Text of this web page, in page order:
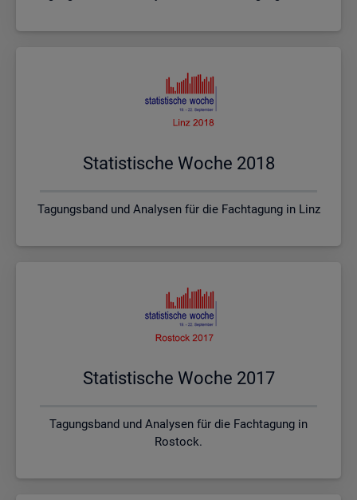
Sta­tis­ti­sche Woche 2018
Tagungsband und Analysen für die Fachtagung in Linz
Sta­tis­ti­sche Woche 2017
Tagungsband und Analysen für die Fachtagung in
Rostock.